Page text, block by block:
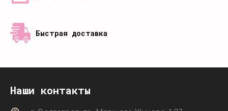
Быстрая доставка
Наши контакты